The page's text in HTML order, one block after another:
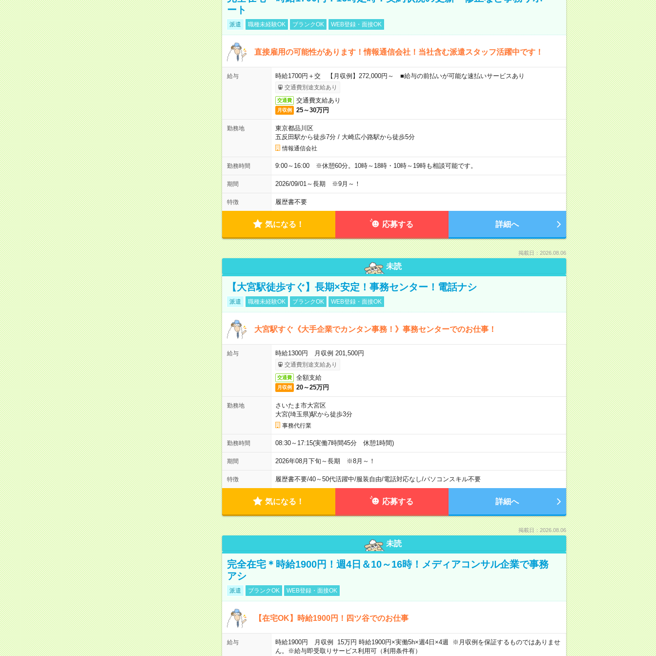
ート
派遣 職種未経験OK ブランクOK WEB登録・面接OK
直接雇用の可能性があります！情報通信会社！当社含む派遣スタッフ活躍中です！
給与 時給1700円＋交 【月収例】272,000円～ ■給与の前払いが可能な速払いサービスあり
交通費別途支給あり
交通費 交通費支給あり
月収例 25～30万円
勤務地
東京都品川区
五反田駅から徒歩7分/ 大崎広小路駅から徒歩5分
情報通信会社
勤務時間 9:00～16:00 ※休憩60分。10時～18時・10時～19時も相談可能です。
期間 2026/09/01～長期 ※9月～！
特徴 履歴書不要
気になる！ 応募する 詳細へ
掲載日：2026.08.06
未読
【大宮駅徒歩すぐ】長期×安定！事務センター！電話ナシ
派遣 職種未経験OK ブランクOK WEB登録・面接OK
大宮駅すぐ《大手企業でカンタン事務！》事務センターでのお仕事！
給与 時給1300円 月収例 201,500円
交通費別途支給あり
交通費 全額支給
月収例 20～25万円
勤務地
さいたま市大宮区
大宮(埼玉県)駅から徒歩3分
事務代行業
勤務時間 08:30～17:15(実働7時間45分 休憩1時間)
期間 2026年08月下旬～長期 ※8月～！
特徴 履歴書不要/40～50代活躍中/服装自由/電話対応なし/パソコンスキル不要
気になる！ 応募する 詳細へ
掲載日：2026.08.06
未読
完全在宅＊時給1900円！週4日＆10～16時！メディアコンサル企業で事務
アシ
派遣 ブランクOK WEB登録・面接OK
【在宅OK】時給1900円！四ツ谷でのお仕事
給与
時給1900円 月収例 15万円 時給1900円×実働5h×週4日×4週 ※月収例を保証するものではありませ
ん。※給与即受取りサービス利用可（利用条件有）